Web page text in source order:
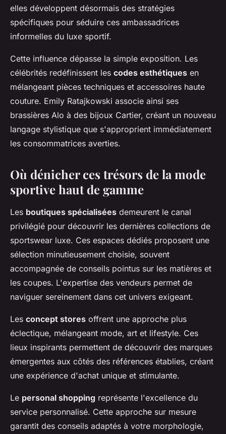
elles développent désormais des stratégies
spécifiques pour séduire ces ambassadrices
informelles du luxe sportif.
Cette influence dépasse la simple exposition. Les
célébrités redéfinissent les codes esthétiques en
mélangeant pièces techniques et accessoires haute
couture. Emily Ratajkowski associe ainsi ses
brassières Alo à des bijoux Cartier, créant un nouveau
langage stylistique que s'approprient immédiatement
les consommatrices averties.
Où dénicher ces trésors de la mode
sportive haut de gamme
Les boutiques spécialisées demeurent le canal
privilégié pour découvrir les dernières collections de
sportswear luxe. Ces espaces dédiés proposent une
sélection minutieusement choisie, souvent
accompagnée de conseils pointus sur les matières et
les coupes. L'expertise des vendeurs permet de
naviguer sereinement dans cet univers exigeant.
Les concept stores offrent une approche plus
éclectique, mélangeant mode, art et lifestyle. Ces
lieux inspirants permettent de découvrir des marques
émergentes aux côtés des références établies, créant
une expérience d'achat unique et stimulante.
Le personal shopping représente l'excellence du
service personnalisé. Cette approche sur mesure
garantit des conseils adaptés à votre morphologie,